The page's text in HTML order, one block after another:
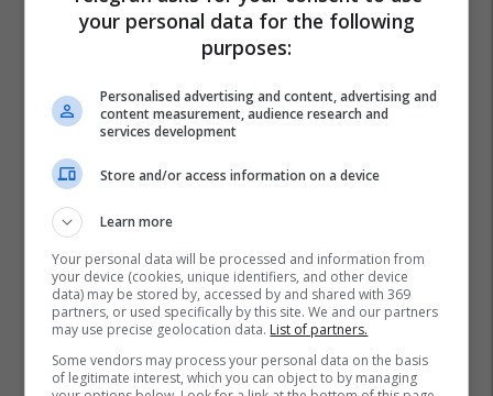
your personal data for the following
purposes:
Personalised advertising and content, advertising and
content measurement, audience research and
services development
Store and/or access information on a device
Learn more
Your personal data will be processed and information from
your device (cookies, unique identifiers, and other device
data) may be stored by, accessed by and shared with 369
partners, or used specifically by this site. We and our partners
may use precise geolocation data. List of partners.
Some vendors may process your personal data on the basis
of legitimate interest, which you can object to by managing